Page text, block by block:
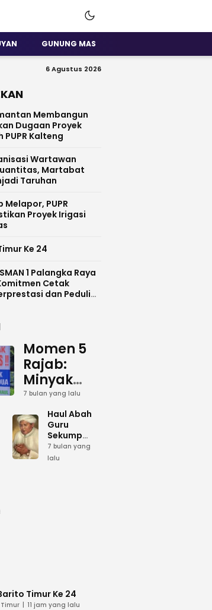
GUNUNG MAS
6 Agustus 2026
Membangun
Dugaan Proyek
PUPR Kalteng
Wartawan
Martabat
Taruhan
Melapor, PUPR
Proyek Irigasi
Ke 24
1 Palangka Raya
Cetak
dan Peduli
Momen 5
Rajab:
Minyak
Gratis
dan Cinta
yang
Terus
Mengalir
7 bulan yang lalu
Haul Abah
Guru
Sekumpul:
Ketika
Lautan
7 bulan yang
lalu
Timur Ke 24
11 jam yang lalu